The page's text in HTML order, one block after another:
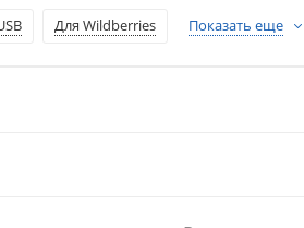
Для Wildberries Показать еще